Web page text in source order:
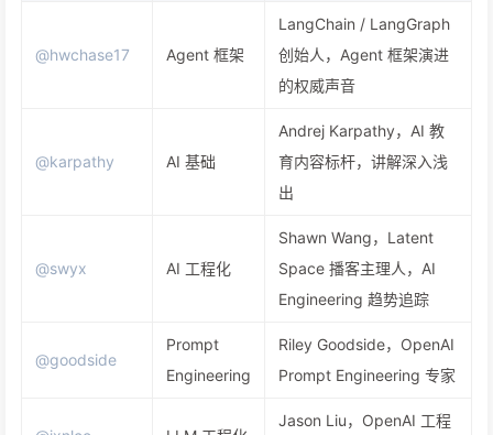
@hwchase17 Agent 框架
LangChain / LangGraph
创始人，Agent 框架演进
的权威声音
@karpathy AI 基础
Andrej Karpathy，AI 教
育内容标杆，讲解深入浅
出
@swyx AI 工程化
Shawn Wang，Latent
Space 播客主理人，AI
Engineering 趋势追踪
@goodside
Prompt
Engineering
Riley Goodside，OpenAI
Prompt Engineering 专家
Jason Liu，OpenAI 工程